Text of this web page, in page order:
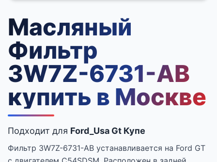
Масляный
Фильтр
3W7Z-6731-AB
купить в Москве
Подходит для Ford_Usa Gt Купе
Фильтр 3W7Z-6731-AB устанавливается на Ford GT